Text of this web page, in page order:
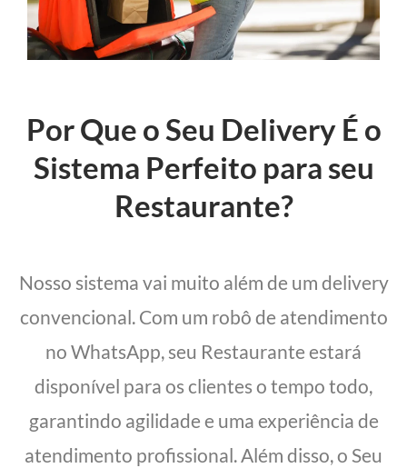
Por Que o Seu Delivery É o
Sistema Perfeito para seu
Restaurante?
Nosso sistema vai muito além de um delivery
convencional. Com um robô de atendimento
no WhatsApp, seu Restaurante estará
disponível para os clientes o tempo todo,
garantindo agilidade e uma experiência de
atendimento profissional. Além disso, o Seu